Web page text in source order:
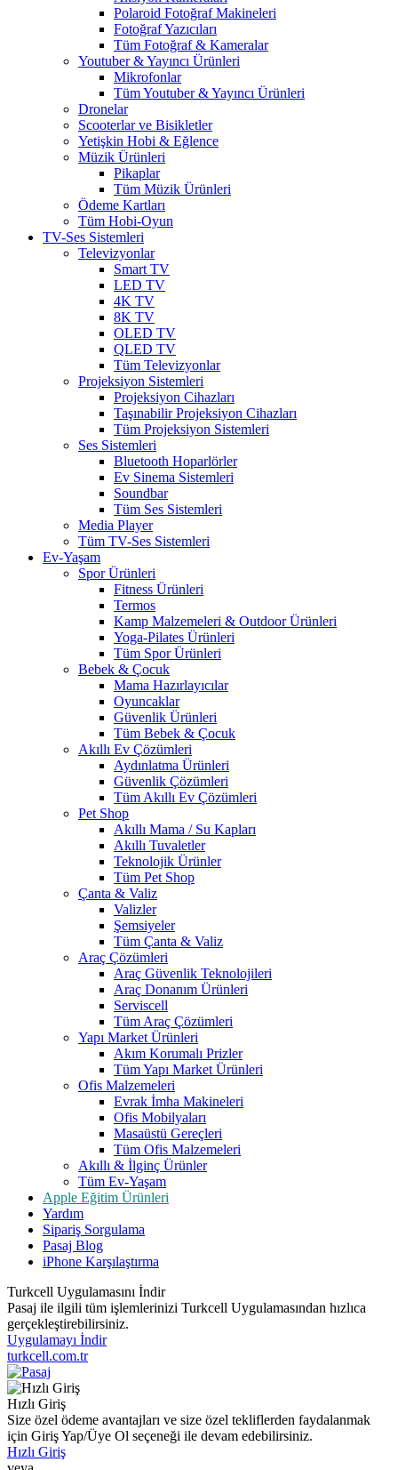
Polaroid Fotoğraf Makineleri
Fotoğraf Yazıcıları
Tüm Fotoğraf & Kameralar
Youtuber & Yayıncı Ürünleri
Mikrofonlar
Tüm Youtuber & Yayıncı Ürünleri
Dronelar
Scooterlar ve Bisikletler
Yetişkin Hobi & Eğlence
Müzik Ürünleri
Pikaplar
Tüm Müzik Ürünleri
Ödeme Kartları
Tüm Hobi-Oyun
TV-Ses Sistemleri
Televizyonlar
Smart TV
LED TV
4K TV
8K TV
OLED TV
QLED TV
Tüm Televizyonlar
Projeksiyon Sistemleri
Projeksiyon Cihazları
Taşınabilir Projeksiyon Cihazları
Tüm Projeksiyon Sistemleri
Ses Sistemleri
Bluetooth Hoparlörler
Ev Sinema Sistemleri
Soundbar
Tüm Ses Sistemleri
Media Player
Tüm TV-Ses Sistemleri
Ev-Yaşam
Spor Ürünleri
Fitness Ürünleri
Termos
Kamp Malzemeleri & Outdoor Ürünleri
Yoga-Pilates Ürünleri
Tüm Spor Ürünleri
Bebek & Çocuk
Mama Hazırlayıcılar
Oyuncaklar
Güvenlik Ürünleri
Tüm Bebek & Çocuk
Akıllı Ev Çözümleri
Aydınlatma Ürünleri
Güvenlik Çözümleri
Tüm Akıllı Ev Çözümleri
Pet Shop
Akıllı Mama / Su Kapları
Akıllı Tuvaletler
Teknolojik Ürünler
Tüm Pet Shop
Çanta & Valiz
Valizler
Şemsiyeler
Tüm Çanta & Valiz
Araç Çözümleri
Araç Güvenlik Teknolojileri
Araç Donanım Ürünleri
Serviscell
Tüm Araç Çözümleri
Yapı Market Ürünleri
Akım Korumalı Prizler
Tüm Yapı Market Ürünleri
Ofis Malzemeleri
Evrak İmha Makineleri
Ofis Mobilyaları
Masaüstü Gereçleri
Tüm Ofis Malzemeleri
Akıllı & İlginç Ürünler
Tüm Ev-Yaşam
Apple Eğitim Ürünleri
Yardım
Sipariş Sorgulama
Pasaj Blog
iPhone Karşılaştırma
Turkcell Uygulamasını İndir
Pasaj ile ilgili tüm işlemlerinizi Turkcell Uygulamasından hızlıca
gerçekleştirebilirsiniz.
Uygulamayı İndir
turkcell.com.tr
Hızlı Giriş
Size özel ödeme avantajları ve size özel tekliflerden faydalanmak
için Giriş Yap/Üye Ol seçeneği ile devam edebilirsiniz.
Hızlı Giriş